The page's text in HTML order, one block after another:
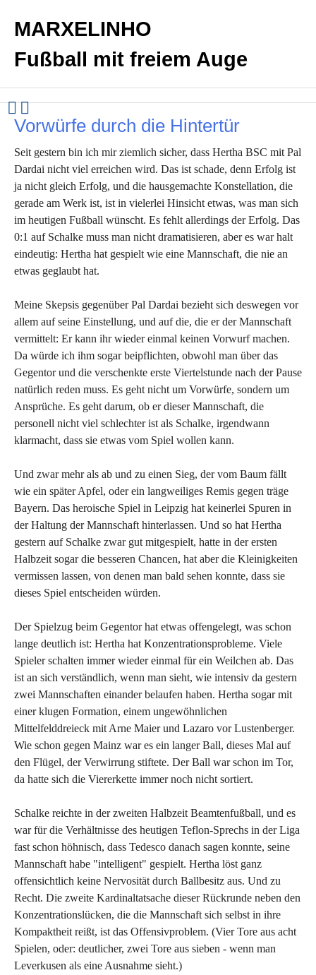
MARXELINHO
Fußball mit freiem Auge
Vorwürfe durch die Hintertür
Seit gestern bin ich mir ziemlich sicher, dass Hertha BSC mit Pal
Dardai nicht viel erreichen wird. Das ist schade, denn Erfolg ist
ja nicht gleich Erfolg, und die hausgemachte Konstellation, die
gerade am Werk ist, ist in vielerlei Hinsicht etwas, was man sich
im heutigen Fußball wünscht. Es fehlt allerdings der Erfolg. Das
0:1 auf Schalke muss man nicht dramatisieren, aber es war halt
eindeutig: Hertha hat gespielt wie eine Mannschaft, die nie an
etwas geglaubt hat.
Meine Skepsis gegenüber Pal Dardai bezieht sich deswegen vor
allem auf seine Einstellung, und auf die, die er der Mannschaft
vermittelt: Er kann ihr wieder einmal keinen Vorwurf machen.
Da würde ich ihm sogar beipflichten, obwohl man über das
Gegentor und die verschenkte erste Viertelstunde nach der Pause
natürlich reden muss. Es geht nicht um Vorwürfe, sondern um
Ansprüche. Es geht darum, ob er dieser Mannschaft, die
personell nicht viel schlechter ist als Schalke, irgendwann
klarmacht, dass sie etwas vom Spiel wollen kann.
Und zwar mehr als ab und zu einen Sieg, der vom Baum fällt
wie ein später Apfel, oder ein langweiliges Remis gegen träge
Bayern. Das heroische Spiel in Leipzig hat keinerlei Spuren in
der Haltung der Mannschaft hinterlassen. Und so hat Hertha
gestern auf Schalke zwar gut mitgespielt, hatte in der ersten
Halbzeit sogar die besseren Chancen, hat aber die Kleinigkeiten
vermissen lassen, von denen man bald sehen konnte, dass sie
dieses Spiel entscheiden würden.
Der Spielzug beim Gegentor hat etwas offengelegt, was schon
lange deutlich ist: Hertha hat Konzentrationsprobleme. Viele
Spieler schalten immer wieder einmal für ein Weilchen ab. Das
ist an sich verständlich, wenn man sieht, wie intensiv da gestern
zwei Mannschaften einander belaufen haben. Hertha sogar mit
einer klugen Formation, einem ungewöhnlichen
Mittelfelddreieck mit Arne Maier und Lazaro vor Lustenberger.
Wie schon gegen Mainz war es ein langer Ball, dieses Mal auf
den Flügel, der Verwirrung stiftete. Der Ball war schon im Tor,
da hatte sich die Viererkette immer noch nicht sortiert.
Schalke reichte in der zweiten Halbzeit Beamtenfußball, und es
war für die Verhältnisse des heutigen Teflon-Sprechs in der Liga
fast schon höhnisch, dass Tedesco danach sagen konnte, seine
Mannschaft habe "intelligent" gespielt. Hertha löst ganz
offensichtlich keine Nervosität durch Ballbesitz aus. Und zu
Recht. Die zweite Kardinaltatsache dieser Rückrunde neben den
Konzentrationslücken, die die Mannschaft sich selbst in ihre
Kompaktheit reißt, ist das Offensivproblem. (Vier Tore aus acht
Spielen, oder: deutlicher, zwei Tore aus sieben - wenn man
Leverkusen als eine Ausnahme sieht.)